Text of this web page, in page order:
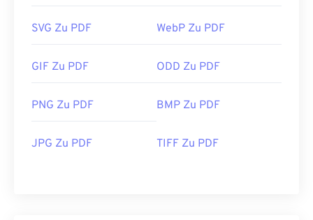
SVG Zu PDF WebP Zu PDF
GIF Zu PDF ODD Zu PDF
PNG Zu PDF BMP Zu PDF
JPG Zu PDF TIFF Zu PDF